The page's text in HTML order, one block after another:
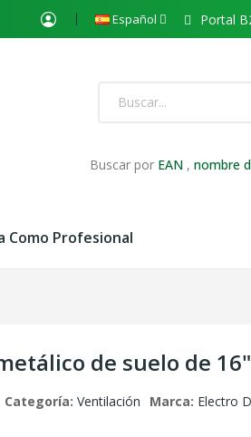
Español Portal
Buscar por EAN ,nombre
Como Profesional
de suelo de
Categoría: Ventilación Marca: Electro